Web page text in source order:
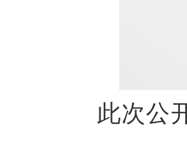
此次公开